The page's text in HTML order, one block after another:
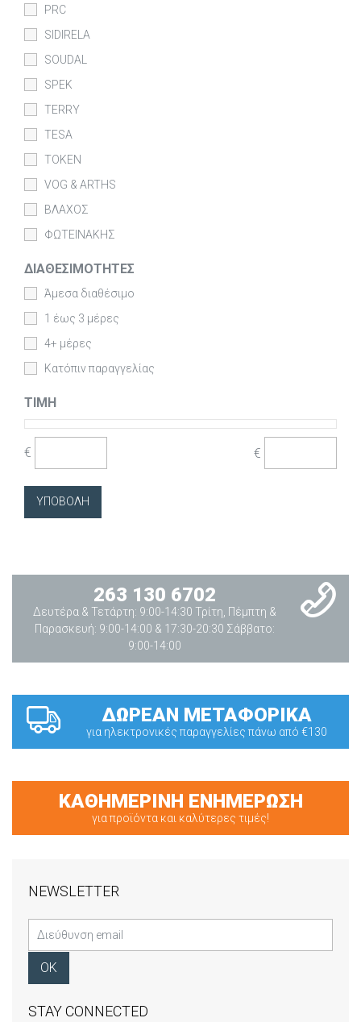
PRC
SIDIRELA
SOUDAL
SPEK
TERRY
TESA
TOKEN
VOG & ARTHS
ΒΛΑΧΟΣ
ΦΩΤΕΙΝΑΚΗΣ
ΔΙΑΘΕΣΙΜΌΤΗΤΕΣ
Άμεσα διαθέσιμο
1 έως 3 μέρες
4+ μέρες
Κατόπιν παραγγελίας
ΤΙΜΉ
€ €
263 130 6702
Δευτέρα & Τετάρτη: 9:00-14:30 Τρίτη, Πέμπτη &
Παρασκευή: 9:00-14:00 & 17:30-20:30 Σάββατο:
9:00-14:00
ΔΩΡΕΑΝ ΜΕΤΑΦΟΡΙΚΑ
για ηλεκτρονικές παραγγελίες πάνω από €130
ΚΑΘΗΜΕΡΙΝΗ ΕΝΗΜΕΡΩΣΗ
για προϊόντα και καλύτερες τιμές!
NEWSLETTER
STAY CONNECTED